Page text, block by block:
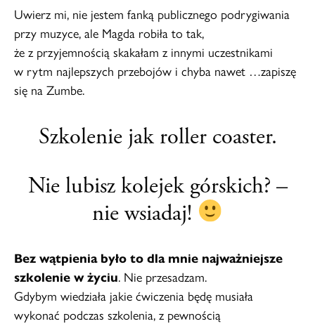
Uwierz mi, nie jestem fanką publicznego podrygiwania
przy muzyce, ale Magda robiła to tak,
że z przyjemnością skakałam z innymi uczestnikami
w rytm najlepszych przebojów i chyba nawet …zapiszę
się na Zumbe.
Szkolenie jak roller coaster.
Nie lubisz kolejek górskich? –
nie wsiadaj!
Bez wątpienia było to dla mnie najważniejsze
szkolenie w życiu. Nie przesadzam.
Gdybym wiedziała jakie ćwiczenia będę musiała
wykonać podczas szkolenia, z pewnością